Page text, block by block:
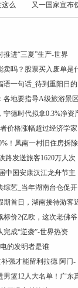
么
又一国家宣布
算
进“三夏”生产-世界
卖吗？股票买入废单是
语一句话_待到重阳日的
各地要指导A级旅游景区
宁德时代拟拿0.3%净资
价格涨幅超过经济学家
！凤南一村旧住房拆除
路发送旅客1620万人次
中国安康汉江龙舟节主
综艺_当年湖南台仓促开
期首日，湖南接待游客
标价2亿欧，这次老佛爷
成“逆袭”-世界热资
的发明者是谁
补强才能留利拉德 阿门-
男篮12人大名单！广东